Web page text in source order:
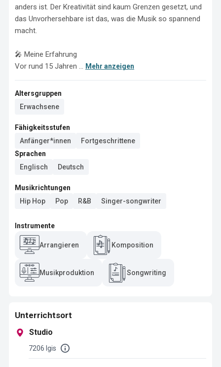
anders ist. Der Kreativität sind kaum Grenzen gesetzt, und
das Unvorhersehbare ist das, was die Musik so spannend
macht.
🎤 Meine Erfahrung
Vor rund 15 Jahren ... Mehr anzeigen
Altersgruppen
Erwachsene
Fähigkeitsstufen
Anfänger*innen
Fortgeschrittene
Sprachen
Englisch
Deutsch
Musikrichtungen
Hip Hop
Pop R&B Singer-songwriter
Instrumente
Arrangieren Komposition
Musikproduktion Songwriting
Unterrichtsort
Studio
7206 Igis